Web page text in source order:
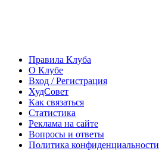
Правила Клуба
О Клубе
Вход / Регистрация
ХудСовет
Как связаться
Статистика
Реклама на сайте
Вопросы и ответы
Политика конфиденциальности